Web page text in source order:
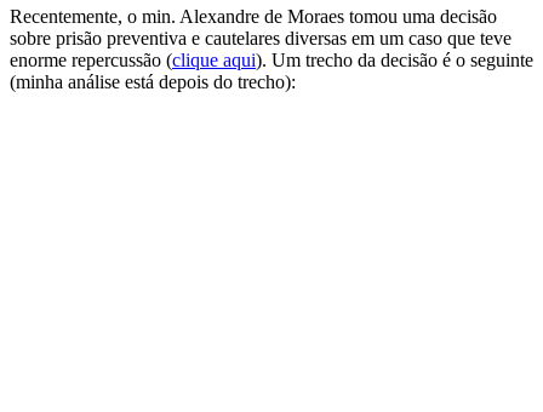
Recentemente, o min. Alexandre de Moraes tomou uma decisão
sobre prisão preventiva e cautelares diversas em um caso que teve
enorme repercussão (clique aqui). Um trecho da decisão é o seguinte
(minha análise está depois do trecho):